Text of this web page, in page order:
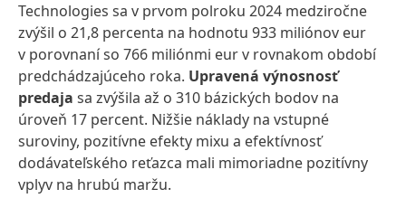
Technologies sa v prvom polroku 2024 medziročne
zvýšil o 21,8 percenta na hodnotu 933 miliónov eur
v porovnaní so 766 miliónmi eur v rovnakom období
predchádzajúceho roka. Upravená výnosnosť
predaja sa zvýšila až o 310 bázických bodov na
úroveň 17 percent. Nižšie náklady na vstupné
suroviny, pozitívne efekty mixu a efektívnosť
dodávateľského reťazca mali mimoriadne pozitívny
vplyv na hrubú maržu.